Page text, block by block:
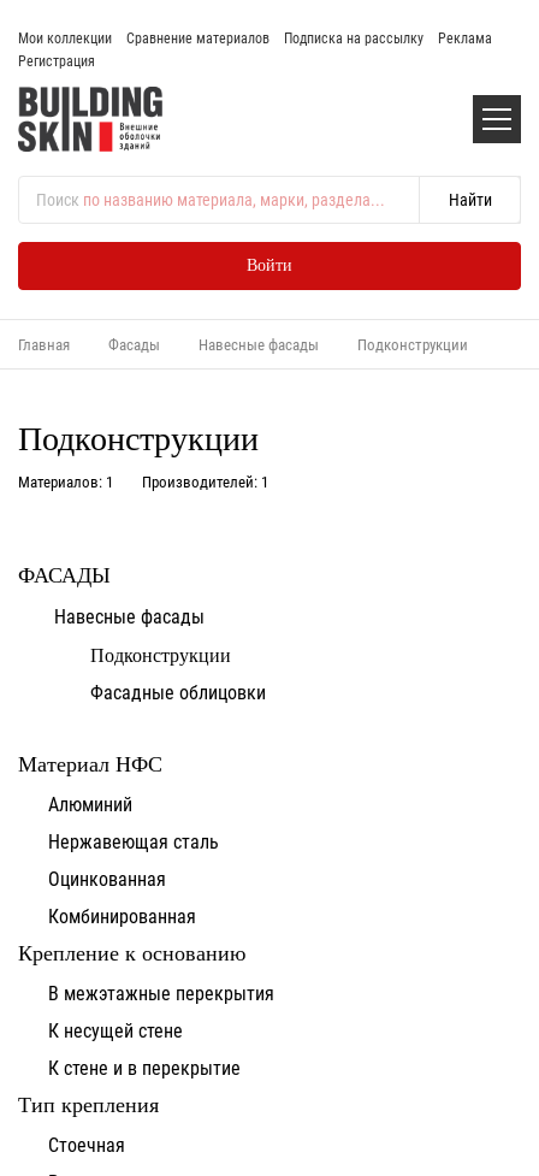
Мои коллекции Сравнение материалов Подписка на рассылку
Реклама
Регистрация
Поиск по названию материала, марки, раздела...
Войти
Главная Фасады Навесные фасады Подконструкции
Подконструкции
Материалов: 1 Производителей: 1
ФАСАДЫ
Навесные фасады
Подконструкции
Фасадные облицовки
Материал НФС
Алюминий
Нержавеющая сталь
Оцинкованная
Комбинированная
Крепление к основанию
В межэтажные перекрытия
К несущей стене
К стене и в перекрытие
Тип крепления
Стоечная